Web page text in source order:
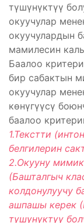
түшүнүктүү
окуучулар
окуучулардын
мамилесин
Баалоо
бир сабактын
окуучулар
көнүгүүсү
баалоо
1.Текстти
белгилерин
2.Окууну
(Башталгыч
колдонулуучу
ашпашы керек
түшүнүктүү